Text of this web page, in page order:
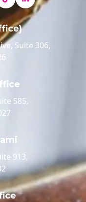
Suite 306,
585,
913,